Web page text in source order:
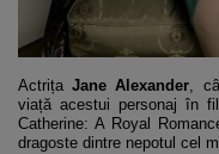
ActrițaJane Alexander,
viață acestui personaj în
Catherine: A Royal
dragoste dintre nepotul cel